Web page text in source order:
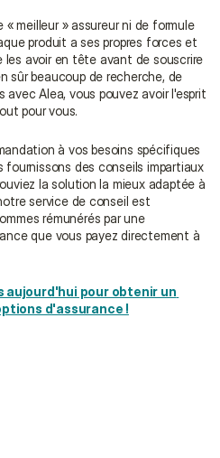
meilleur » assureur ni de formule
produit a ses propres forces et
avoir en tête avant de souscrire
sûr beaucoup de recherche, de
Alea, vous pouvez avoir l'esprit
pour vous.
à vos besoins spécifiques
des conseils impartiaux
la solution la mieux adaptée à
service de conseil est
rémunérés par une
que vous payez directement à
aujourd'hui pour obtenir un
d'assurance !